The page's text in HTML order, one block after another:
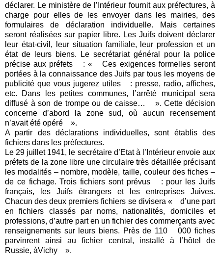
déclarer. Le ministère de l’Intérieur fournit aux préfectures, à
charge pour elles de les envoyer dans les mairies, des
formulaires de déclaration individuelle. Mais certaines
seront réalisées sur papier libre. Les Juifs doivent déclarer
leur état-civil, leur situation familiale, leur profession et un
état de leurs biens. Le secrétariat général pour la police
précise aux préfets : « Ces exigences formelles seront
portées à la connaissance des Juifs par tous les moyens de
publicité que vous jugerez utiles : presse, radio, affiches,
etc. Dans les petites communes, l’arrêté municipal sera
diffusé à son de trompe ou de caisse… ». Cette décision
concerne d’abord la zone sud, où aucun recensement
n’avait été opéré ».
A partir des déclarations individuelles, sont établis des
fichiers dans les préfectures.
Le 29 juillet 1941, le secrétaire d’Etat à l’Intérieur envoie aux
préfets de la zone libre une circulaire très détaillée précisant
les modalités – nombre, modèle, taille, couleur des fiches –
de ce fichage. Trois fichiers sont prévus : pour les Juifs
français, les Juifs étrangers et les entreprises Juives.
Chacun des deux premiers fichiers se divisera « d’une part
en fichiers classés par noms, nationalités, domiciles et
professions, d’autre part en un fichier des commerçants avec
renseignements sur leurs biens. Près de 110 000 fiches
parvinrent ainsi au fichier central, installé à l’hôtel de
Russie, àVichy ».